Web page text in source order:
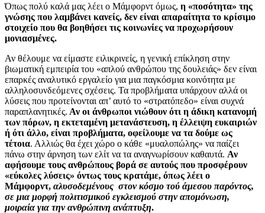
Όπως πολύ καλά μας λέει ο Μάμφορντ όμως, η «ποσότητα» της
γνώσης που λαμβάνει κανείς, δεν είναι απαραίτητα το κρίσιμο
στοιχείο που θα βοηθήσει τις κοινωνίες να προχωρήσουν
μονιασμένες.
Αν θέλουμε να είμαστε ειλικρινείς, η γενική επίκληση στην
βιωματική εμπειρία του «απλού ανθρώπου της δουλειάς» δεν είναι
επαρκές αναλυτικό εργαλείο για μια παγκόσμια κοινότητα με
αλληλοσυνδεόμενες σχέσεις. Τα προβλήματα υπάρχουν αλλά οι
λύσεις που προτείνονται απ’ αυτό το «στρατόπεδο» είναι συχνά
παραπλανητικές. Αν οι άνθρωποι νιώθουν ότι η άδικη κατανομή
των πόρων, η εκτεταμένη μετανάστευση, η έλλειψη ευκαιριών
ή ότι άλλο, είναι προβλήματα, οφείλουμε να τα δούμε ως
τέτοια. Αλλιώς θα έχει χώρο ο κάθε «μυαλοπώλης» να παίζει
πάνω στην άρνηση των ελίτ να τα αναγνωρίσουν καθαυτά. Αν
αφήσουμε τους ανθρώπους βορά σε αυτούς που προσφέρουν
«εύκολες λύσεις» όντως τους κρατάμε, όπως λέει ο
Μάμφορντ, αλυσοδεμένους στον κόσμο τού άμεσου παρόντος,
σε μια μορφή πολιτισμικού εγκλεισμού στην απομόνωση,
μοιραία για την ανθρώπινη ανάπτυξη.